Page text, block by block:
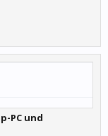
PC und